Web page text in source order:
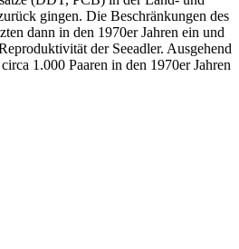
gingen. Die Beschränkungen des
dann in den 1970er Jahren ein und
der Seeadler. Ausgehend
1.000 Paaren in den 1970er Jahren